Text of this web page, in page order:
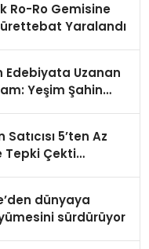
Ro-Ro Gemisine
Yaralandı
Edebiyata Uzanan
Yeşim Şahin
5’ten Az
Tepki Çekti
dünyaya
sürdürüyor